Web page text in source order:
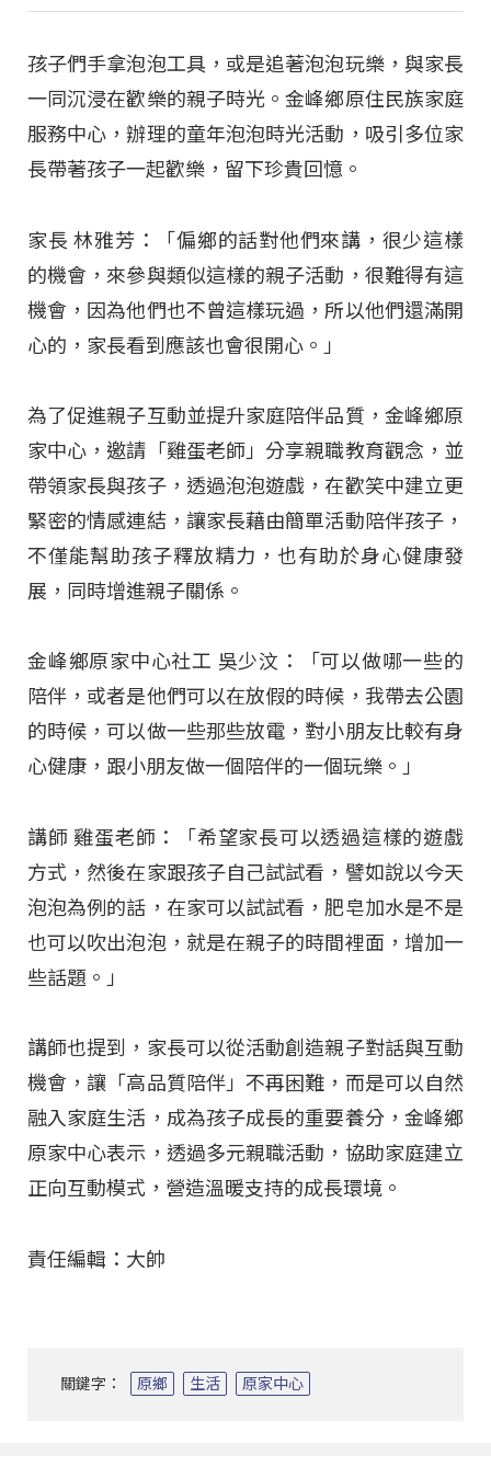
孩子們手拿泡泡工具，或是追著泡泡玩樂，與家長
一同沉浸在歡樂的親子時光。金峰鄉原住民族家庭
服務中心，辦理的童年泡泡時光活動，吸引多位家
長帶著孩子一起歡樂，留下珍貴回憶。
家長 林雅芳：「偏鄉的話對他們來講，很少這樣
的機會，來參與類似這樣的親子活動，很難得有這
機會，因為他們也不曾這樣玩過，所以他們還滿開
心的，家長看到應該也會很開心。」
為了促進親子互動並提升家庭陪伴品質，金峰鄉原
家中心，邀請「雞蛋老師」分享親職教育觀念，並
帶領家長與孩子，透過泡泡遊戲，在歡笑中建立更
緊密的情感連結，讓家長藉由簡單活動陪伴孩子，
不僅能幫助孩子釋放精力，也有助於身心健康發
展，同時增進親子關係。
金峰鄉原家中心社工 吳少汶：「可以做哪一些的
陪伴，或者是他們可以在放假的時候，我帶去公園
的時候，可以做一些那些放電，對小朋友比較有身
心健康，跟小朋友做一個陪伴的一個玩樂。」
講師 雞蛋老師：「希望家長可以透過這樣的遊戲
方式，然後在家跟孩子自己試試看，譬如說以今天
泡泡為例的話，在家可以試試看，肥皂加水是不是
也可以吹出泡泡，就是在親子的時間裡面，增加一
些話題。」
講師也提到，家長可以從活動創造親子對話與互動
機會，讓「高品質陪伴」不再困難，而是可以自然
融入家庭生活，成為孩子成長的重要養分，金峰鄉
原家中心表示，透過多元親職活動，協助家庭建立
正向互動模式，營造溫暖支持的成長環境。
責任編輯：大帥
關鍵字： 原鄉 生活 原家中心